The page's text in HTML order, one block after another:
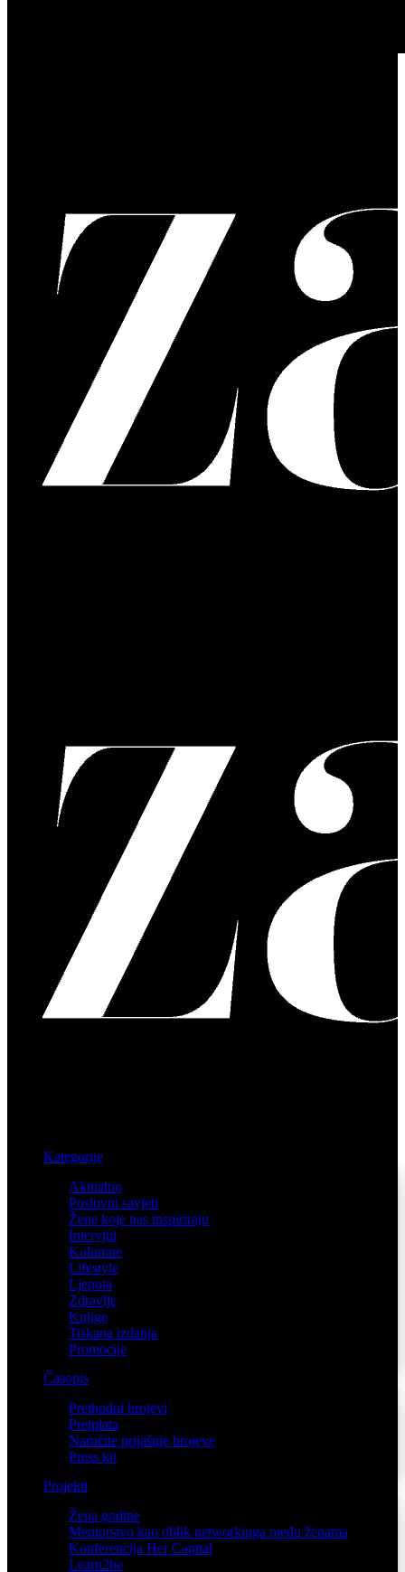
Kategorije
Aktualno
Poslovni savjeti
Žene koje nas inspiriraju
Intervjui
Kolumne
Lifestyle
Ljepota
Zdravlje
Knjige
Tiskana izdanja
Promocije
Časopis
Prethodni brojevi
Pretplata
Naručite prijašnje brojeve
Press kit
Projekti
Žena godine
Mentorstvo kao oblik networkinga među ženama
Konferencija Her Capital
Learn2be